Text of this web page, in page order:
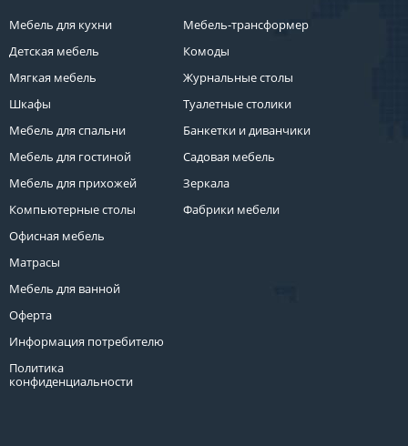
МЕБЕЛЬ-
ТРАНСФОРМЕР
МЕБЕЛЬ
КОМОДЫ
ЖУРНАЛЬНЫЕ
СТОЛЫ
ТУАЛЕТНЫЕ
И
ДИВАНЧИКИ
САДОВАЯ
Мебель для кухни
Детская мебель
Мягкая мебель
Шкафы
Мебель для спальни
Мебель для гостиной
Мебель для прихожей
Компьютерные столы
Офисная мебель
Матрасы
Мебель для ванной
Оферта
Информация потребителю
Политика
конфиденциальности
Мебель-трансформер
Комоды
Журнальные столы
Туалетные столики
Банкетки и диванчики
Садовая мебель
Зеркала
Фабрики мебели